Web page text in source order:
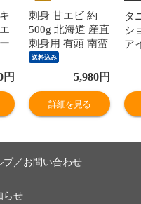
鍋
円
刺身 甘エビ 約
500g 北海道 産直
刺身用 有頭 南蛮
えび 海鮮 冷凍
お取り寄せ グル
メ 夏ギフト 冬ギ
フト 同梱不可
送料込み
5,980円
詳細を見る
タ
シ
ア
ラ
暑
フ
プ／お問い合わせ
らせ